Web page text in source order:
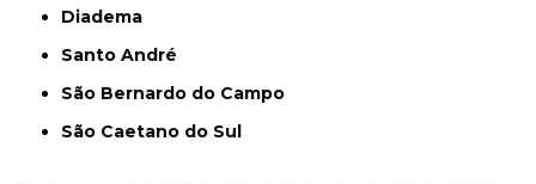
Diadema
Santo André
São Bernardo do Campo
São Caetano do Sul